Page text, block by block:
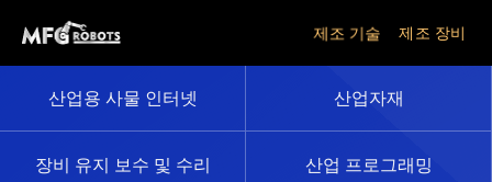
제조 기술 제조 장비
산업용 사물 인터넷 산업자재
장비 유지 보수 및 수리 산업 프로그래밍